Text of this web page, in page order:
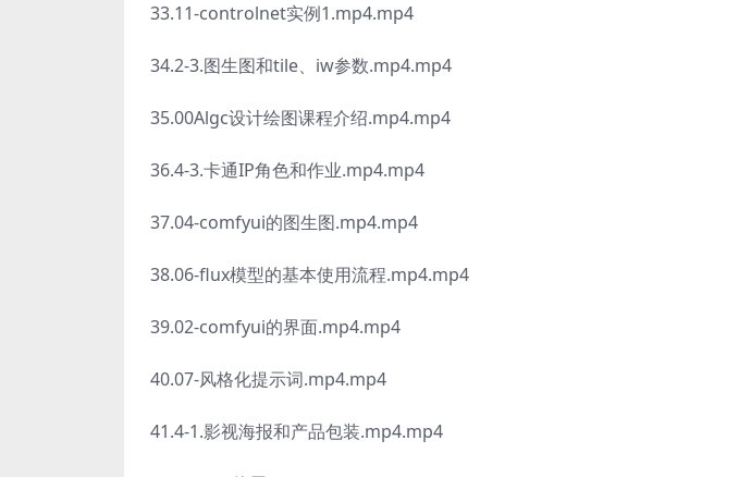
33.11-controlnet实例1.mp4.mp4
34.2-3.图生图和tile、iw参数.mp4.mp4
35.00Algc设计绘图课程介绍.mp4.mp4
36.4-3.卡通IP角色和作业.mp4.mp4
37.04-comfyui的图生图.mp4.mp4
38.06-flux模型的基本使用流程.mp4.mp4
39.02-comfyui的界面.mp4.mp4
40.07-风格化提示词.mp4.mp4
41.4-1.影视海报和产品包装.mp4.mp4